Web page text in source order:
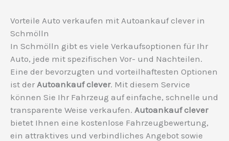
Vorteile Auto verkaufen mit Autoankauf clever in
Schmölln
In Schmölln gibt es viele Verkaufsoptionen für Ihr
Auto, jede mit spezifischen Vor- und Nachteilen.
Eine der bevorzugten und vorteilhaftesten Optionen
ist der Autoankauf clever. Mit diesem Service
können Sie Ihr Fahrzeug auf einfache, schnelle und
transparente Weise verkaufen. Autoankauf clever
bietet Ihnen eine kostenlose Fahrzeugbewertung,
ein attraktives und verbindliches Angebot sowie